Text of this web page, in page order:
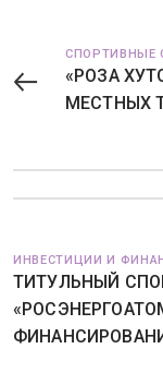
СПОРТИВНЫЕ
«РОЗА
МЕСТНЫХ
ИНВЕСТИЦИИ И
ТИТУЛЬНЫЙ